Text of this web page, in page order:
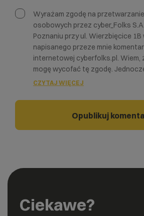
Wyrażam zgodę na
osobowych przez cyber_Folks
Poznaniu przy ul. Wierzbięcice 1B
napisanego przeze mnie
internetowej cyberfolks.pl. Wiem,
mogę wycofać tę zgodę.
CZYTAJ WIĘCEJ
Ciekawe?